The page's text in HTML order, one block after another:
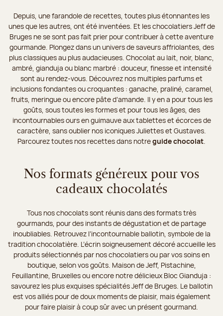
Depuis, une farandole de recettes, toutes plus étonnantes les
unes que les autres, ont été inventées. Et les chocolatiers Jeff de
Bruges ne se sont pas fait prier pour contribuer à cette aventure
gourmande. Plongez dans un univers de saveurs affriolantes, des
plus classiques au plus audacieuses. Chocolat au lait, noir, blanc,
ambré, gianduja ou blanc marbré : douceur, finesse et intensité
sont au rendez-vous. Découvrez nos multiples parfums et
inclusions fondantes ou croquantes : ganache, praliné, caramel,
fruits, meringue ou encore pâte d’amande. Il y en a pour tous les
goûts, sous toutes les formes et pour tous les âges, des
incontournables ours en guimauve aux tablettes et écorces de
caractère, sans oublier nos iconiques Juliettes et Gustaves.
Parcourez toutes nos recettes dans notreguide chocolat
Nos formats généreux pour vos
cadeaux chocolatés
Tous nos chocolats sont réunis dans des formats très
gourmands, pour des instants de dégustation et de partage
inoubliables. Retrouvez l’incontournable ballotin, symbole de la
tradition chocolatière. L’écrin soigneusement décoré accueille les
produits sélectionnés par nos chocolatiers ou par vos soins en
boutique, selon vos goûts. Maison de Jeff, Pistachine,
Feuillantine, Bruxelles ou encore notre délicieux Bloc Gianduja :
savourez les plus exquises spécialités Jeff de Bruges. Le ballotin
est vos alliés pour de doux moments de plaisir, mais également
pour faire plaisir à coup sûr avec un présent gourmand.